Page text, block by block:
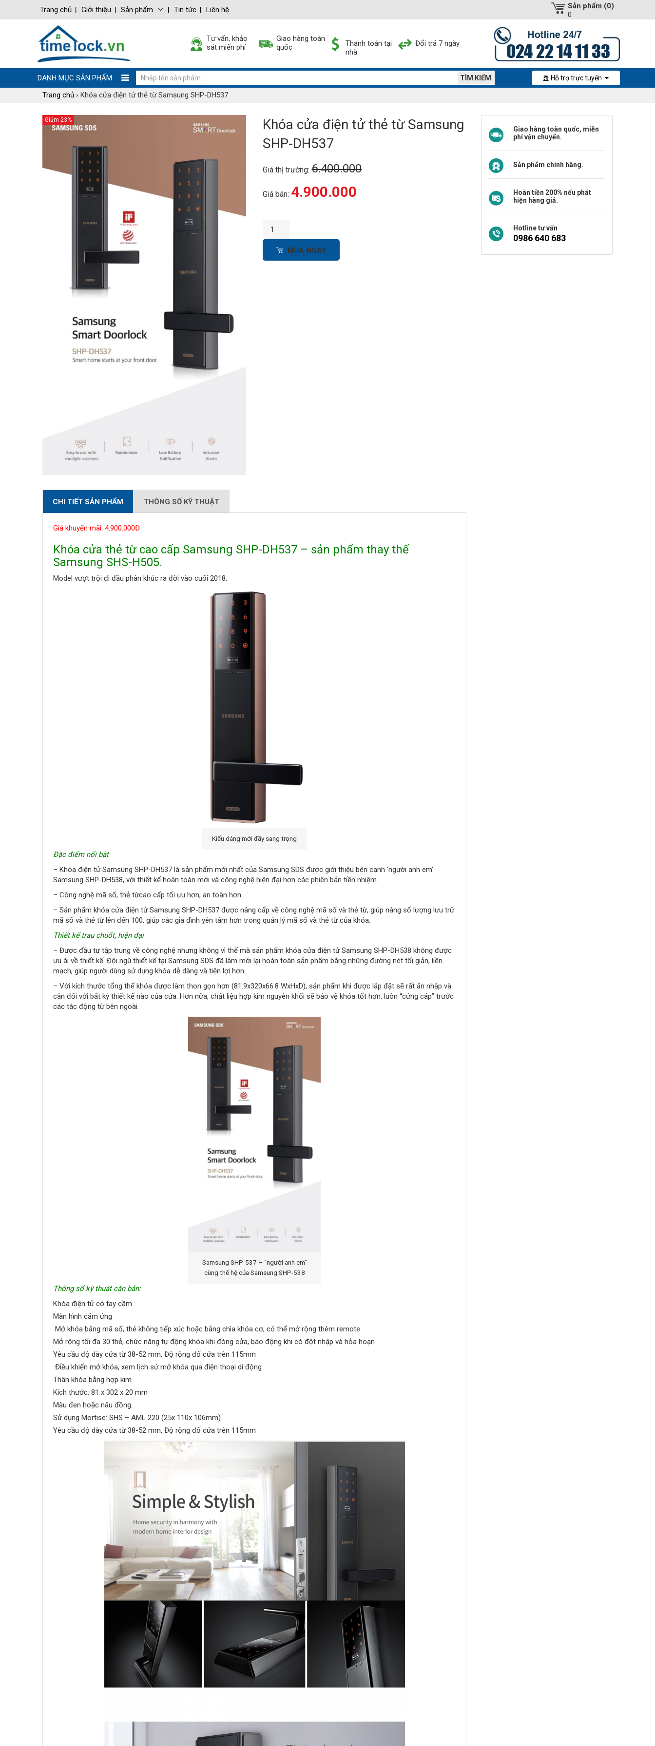
Trang chủ Giới thiệu Sản phẩm Tin tức Liên hệ
Sản phẩm (0)
0
Tư vấn, khảo
sát miến phí
Giao hàng toàn
quốc
Thanh toán tại
nhà
Đổi trả 7 ngày
DANH MỤC SẢN PHẨM Hỗ trợ trực tuyến
Trang chủ › Khóa cửa điện tử thẻ từ Samsung SHP-DH537
Giảm 23%
Khóa cửa điện tử thẻ từ Samsung
SHP-DH537
Giá thị trường: 6.400.000
Giá bán: 4.900.000
MUA NGAY
CHI TIẾT SẢN PHẨM THÔNG SỐ KỸ THUẬT
Giá khuyến mãi: 4.900.000Đ
Khóa cửa thẻ từ cao cấp Samsung SHP-DH537 – sản phẩm thay thế
Samsung SHS-H505.
Model vượt trội đi đầu phân khúc ra đời vào cuối 2018.
Kiểu dáng mới đầy sang trọng
Đặc điểm nổi bật
– Khóa điện tử Samsung SHP-DH537 là sản phẩm mới nhất của Samsung SDS được giới thiệu bên cạnh ‘người anh em’
Samsung SHP-DH538, với thiết kế hoàn toàn mới và công nghệ hiện đại hơn các phiên bản tiền nhiệm.
– Công nghệ mã số, thẻ từcao cấp tối ưu hơn, an toàn hơn.
– Sản phẩm khóa cửa điện tử Samsung SHP-DH537 được nâng cấp về công nghệ mã số và thẻ từ, giúp nâng số lượng lưu trữ
mã số và thẻ từ lên đến 100, giúp các gia đình yên tâm hơn trong quản lý mã số và thẻ từ của khóa.
Thiết kế trau chuốt, hiện đại
– Được đầu tư tập trung về công nghệ nhưng không vì thế mà sản phẩm khóa cửa điện tử Samsung SHP-DH538 không được
ưu ái về thiết kế. Đội ngũ thiết kế tại Samsung SDS đã làm mới lại hoàn toàn sản phẩm bằng những đường nét tối giản, liền
mạch, giúp người dùng sử dụng khóa dễ dàng và tiện lợi hơn.
– Với kích thước tổng thể khóa được làm thon gọn hơn (81.9x320x66.8 WxHxD), sản phẩm khi được lắp đặt sẽ rất ăn nhập và
cân đối với bất kỳ thiết kế nào của cửa. Hơn nữa, chất liệu hợp kim nguyên khối sẽ bảo vệ khóa tốt hơn, luôn “cứng cáp” trước
các tác động từ bên ngoài.
Samsung SHP-537 – “người anh em”
cùng thế hệ của Samsung SHP-538
Thông số kỹ thuật căn bản:
Khóa điện tử có tay cầm
Màn hình cảm ứng
Mở khóa bằng mã số, thẻ không tiếp xúc hoặc bằng chìa khóa cơ, có thể mở rộng thêm remote
Mở rộng tối đa 30 thẻ, chức năng tự động khóa khi đóng cửa, báo động khi có đột nhập và hỏa hoạn
Yêu cầu độ dày cửa từ 38-52 mm, Độ rộng đố cửa trên 115mm
Điều khiển mở khóa, xem lịch sử mở khóa qua điện thoại di động
Thân khóa bằng hợp kim
Kích thước: 81 x 302 x 20 mm
Màu đen hoặc nâu đồng.
Sử dụng Mortise: SHS – AML 220 (25x 110x 106mm)
Yêu cầu độ dày cửa từ 38-52 mm, Độ rộng đố cửa trên 115mm
Giao hàng toàn quốc, miễn
phí vận chuyển.
Sản phẩm chính hãng.
Hoàn tiền 200% nếu phát
hiện hàng giả.
Hotline tư vấn
0986 640 683